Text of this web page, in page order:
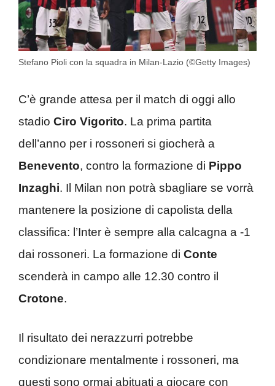
Stefano Pioli con la squadra in Milan-Lazio (©Getty Images)
C’è grande attesa per il match di oggi allo
stadio Ciro Vigorito. La prima partita
dell’anno per i rossoneri si giocherà a
Benevento, contro la formazione di Pippo
Inzaghi. Il Milan non potrà sbagliare se vorrà
mantenere la posizione di capolista della
classifica: l’Inter è sempre alla calcagna a -1
dai rossoneri. La formazione di Conte
scenderà in campo alle 12.30 contro il
Crotone.
Il risultato dei nerazzurri potrebbe
condizionare mentalmente i rossoneri, ma
questi sono ormai abituati a giocare con